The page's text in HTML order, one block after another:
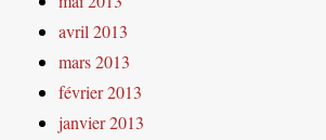
avril 2013
mars 2013
février 2013
janvier 2013